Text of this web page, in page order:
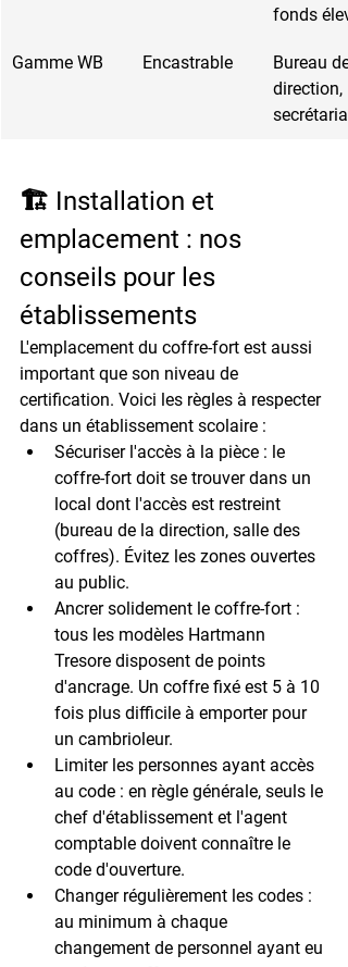
fonds
Gamme WB Encastrable
Bureau de
direction,
secrétariat
🏗️ Installation et
emplacement : nos
conseils pour les
établissements
L'emplacement du coffre-fort est aussi
important que son niveau de
certification. Voici les règles à respecter
dans un établissement scolaire :
Sécuriser l'accès à la pièce : le
coffre-fort doit se trouver dans un
local dont l'accès est restreint
(bureau de la direction, salle des
coffres). Évitez les zones ouvertes
au public.
Ancrer solidement le coffre-fort :
tous les modèles Hartmann
Tresore disposent de points
d'ancrage. Un coffre fixé est 5 à 10
fois plus difficile à emporter pour
un cambrioleur.
Limiter les personnes ayant accès
au code : en règle générale, seuls le
chef d'établissement et l'agent
comptable doivent connaître le
code d'ouverture.
Changer régulièrement les codes :
au minimum à chaque
changement de personnel ayant eu